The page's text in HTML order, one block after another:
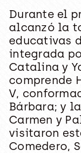
Durante el
alcanzó la
educativas
integrada
Catalina y
comprende
V,
Bárbara; y
Carmen y
visitaron
Comedero,